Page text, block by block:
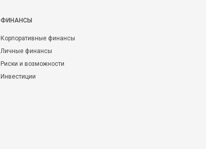
ФИНАНСЫ
Корпоративные финансы
Личные финансы
Риски и возможности
Инвестиции